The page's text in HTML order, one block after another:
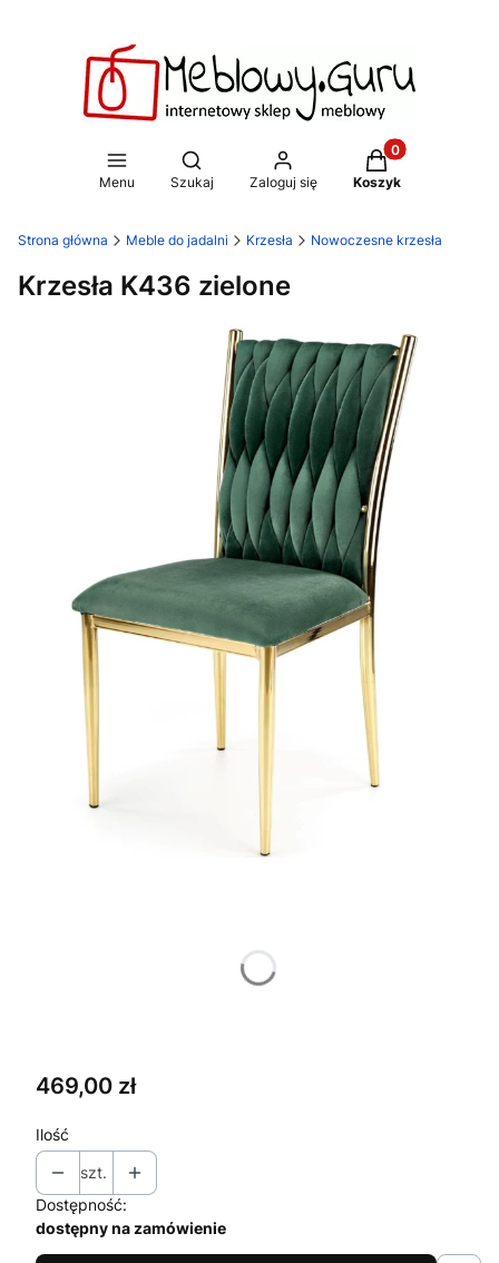
Menu
Otwórz wyszukiwarkę
Szukaj Zaloguj się
Produkty w
Koszyk
Strona główna Meble do jadalni Krzesła Nowoczesne krzesła
Krzesła K436 zielone
Cena
469,00 zł
Ilość
szt.
Dostępność:
dostępny na zamówienie